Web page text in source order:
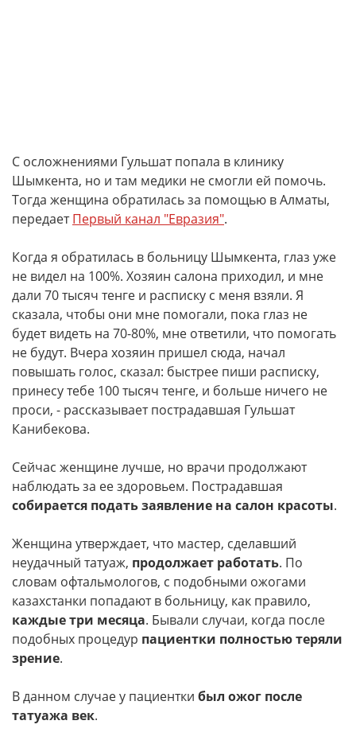
С осложнениями Гульшат попала в клинику
Шымкента, но и там медики не смогли ей помочь.
Тогда женщина обратилась за помощью в Алматы,
передаетПервый канал "Евразия".
Когда я обратилась в больницу Шымкента, глаз уже
не видел на 100%. Хозяин салона приходил, и мне
дали 70 тысяч тенге и расписку с меня взяли. Я
сказала, чтобы они мне помогали, пока глаз не
будет видеть на 70-80%, мне ответили, что помогать
не будут. Вчера хозяин пришел сюда, начал
повышать голос, сказал: быстрее пиши расписку,
принесу тебе 100 тысяч тенге, и больше ничего не
проси, - рассказывает пострадавшая Гульшат
Канибекова.
Сейчас женщине лучше, но врачи продолжают
наблюдать за ее здоровьем. Пострадавшая
собирается подать заявление на салон красоты.
Женщина утверждает, что мастер, сделавший
неудачный татуаж, продолжает работать. По
словам офтальмологов, с подобными ожогами
казахстанки попадают в больницу, как правило,
каждые три месяца. Бывали случаи, когда после
подобных процедур пациентки полностью теряли
зрение.
В данном случае у пациентки был ожог после
татуажа век.